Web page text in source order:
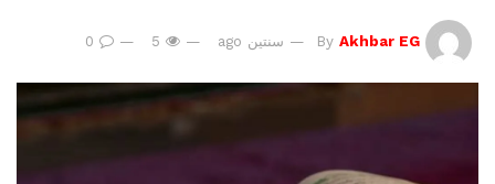
By Akhbar EG سنتين ago